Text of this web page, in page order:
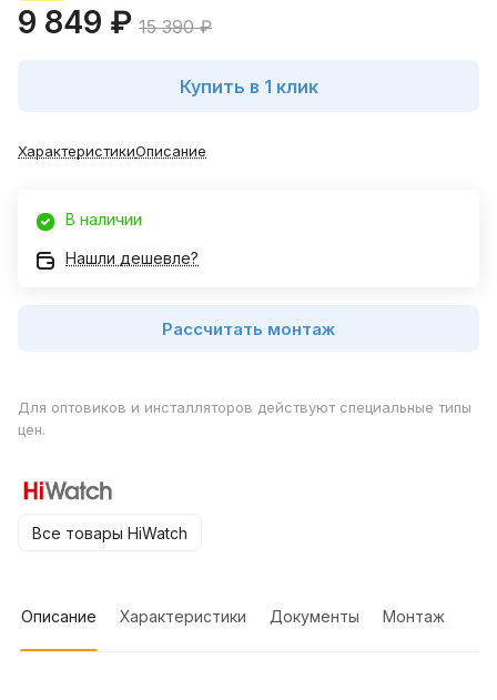
9 849 ₽ 15 390 ₽
Купить в 1 клик
ХарактеристикиОписание
В наличии
Нашли дешевле?
Рассчитать монтаж
Для оптовиков и инсталляторов действуют специальные типы
цен.
Все товары HiWatch
Описание Характеристики Документы Монтаж